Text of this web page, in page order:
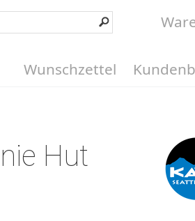
Wunschzettel
Hut